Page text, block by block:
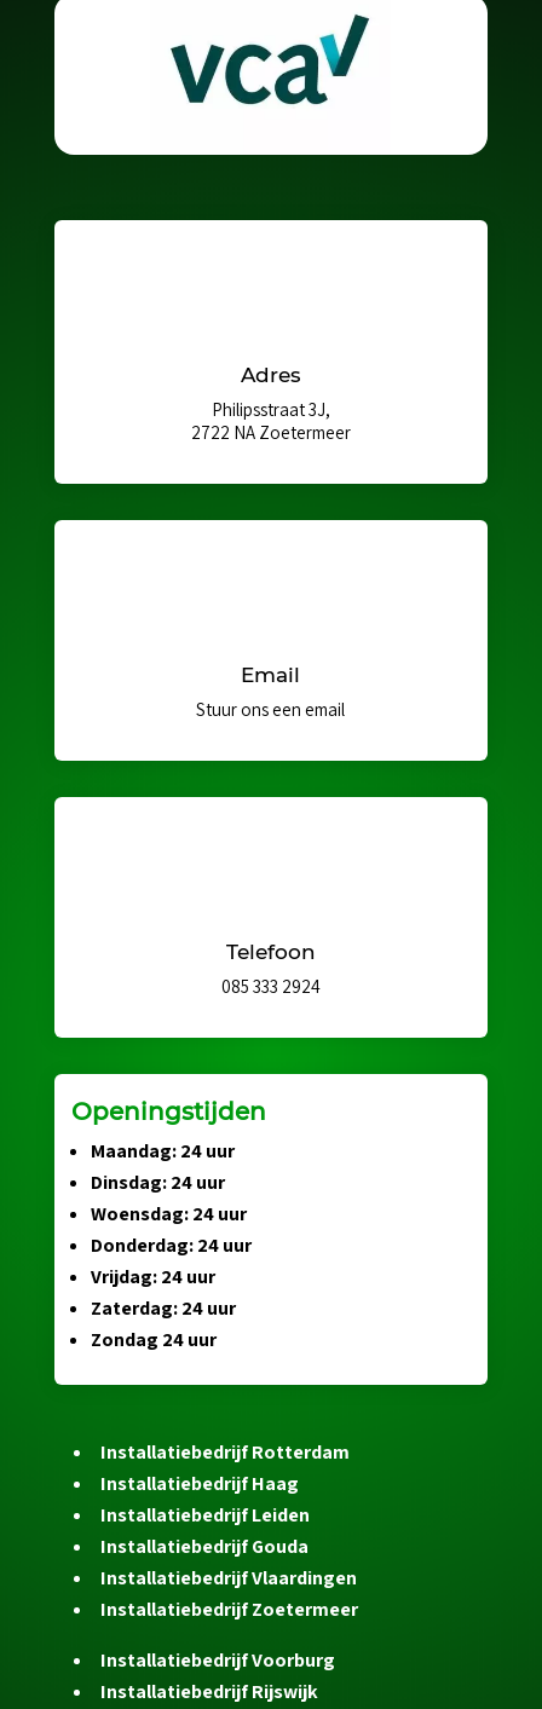
Adres
Philipsstraat 3J,
2722 NA Zoetermeer
Email
Stuur ons een email
Telefoon
085 333 2924
Openingstijden
Maandag: 24 uur
Dinsdag: 24 uur
Woensdag: 24 uur
Donderdag: 24 uur
Vrijdag: 24 uur
Zaterdag: 24 uur
Zondag 24 uur
Installatiebedrijf Rotterdam
Installatiebedrijf Haag
Installatiebedrijf Leiden
Installatiebedrijf Gouda
Installatiebedrijf Vlaardingen
Installatiebedrijf Zoetermeer
Installatiebedrijf Voorburg
Installatiebedrijf Rijswijk